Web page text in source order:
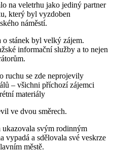
na veletrhu jako jediný partner
který byl vyzdoben
náměstí.
stánek byl velký zájem.
informační služby a to nejen
ruchu se zde neprojevily
– všichni příchozí zájemci
materiály
ve dvou směrech.
svým rodinným
a sdělovala své veskrze
městě.